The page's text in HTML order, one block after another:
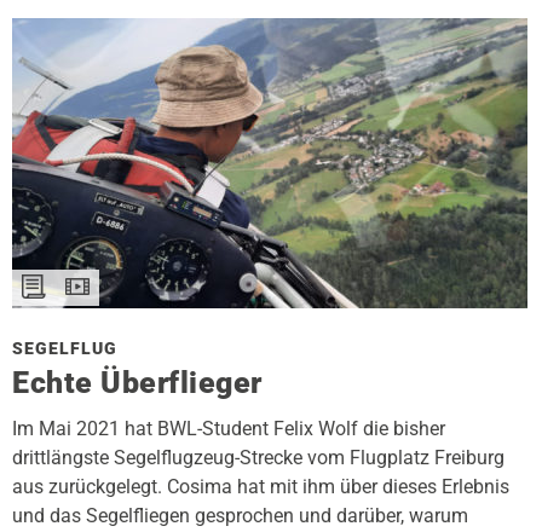
SEGELFLUG
Echte Überflieger
Im Mai 2021 hat BWL-Student Felix Wolf die bisher
drittlängste Segelflugzeug-Strecke vom Flugplatz Freiburg
aus zurückgelegt. Cosima hat mit ihm über dieses Erlebnis
und das Segelfliegen gesprochen und darüber, warum